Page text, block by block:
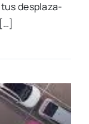
tus des­pla­za­